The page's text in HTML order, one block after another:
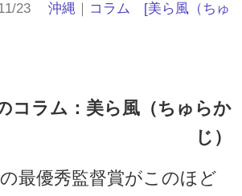
11/23沖縄 ｜ コラム
[美ら風（ちゅ
コラム：美ら風（ちゅらか
じ）
最優秀監督賞がこのほど